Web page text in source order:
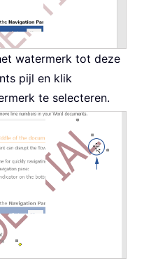
watermerk tot deze
pijl en klik
te selecteren.